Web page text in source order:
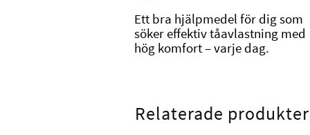
Ett bra hjälpmedel för dig som
söker effektiv tåavlastning med
hög komfort – varje dag.
Relaterade produkter